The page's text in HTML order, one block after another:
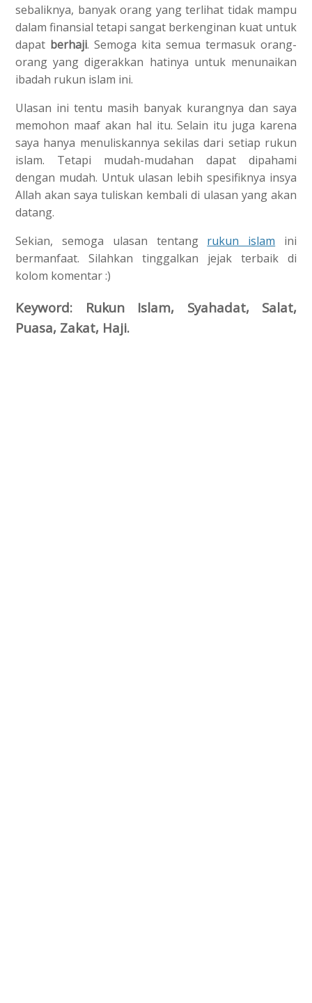
sebaliknya, banyak orang yang terlihat tidak mampu
dalam finansial tetapi sangat berkenginan kuat untuk
dapat berhaji. Semoga kita semua termasuk orang-
orang yang digerakkan hatinya untuk menunaikan
ibadah rukun islam ini.
Ulasan ini tentu masih banyak kurangnya dan saya
memohon maaf akan hal itu. Selain itu juga karena
saya hanya menuliskannya sekilas dari setiap rukun
islam. Tetapi mudah-mudahan dapat dipahami
dengan mudah. Untuk ulasan lebih spesifiknya insya
Allah akan saya tuliskan kembali di ulasan yang akan
datang.
Sekian, semoga ulasan tentang rukun islam ini
bermanfaat. Silahkan tinggalkan jejak terbaik di
kolom komentar :)
Keyword: Rukun Islam, Syahadat, Salat,
Puasa, Zakat, Haji.